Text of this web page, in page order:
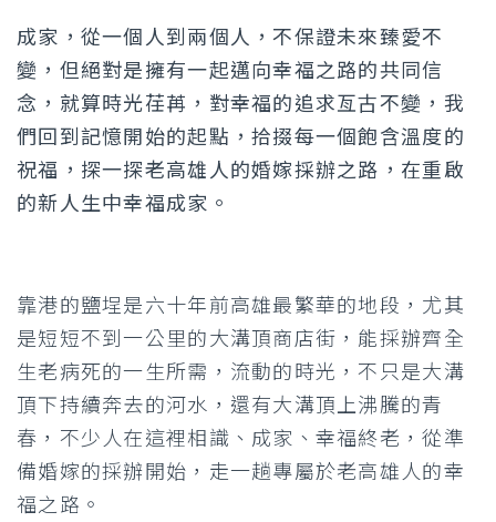
成家，從一個人到兩個人，不保證未來臻愛不
變，但絕對是擁有一起邁向幸福之路的共同信
念，就算時光荏苒，對幸福的追求亙古不變，我
們回到記憶開始的起點，拾掇每一個飽含溫度的
祝福，探一探老高雄人的婚嫁採辦之路，在重啟
的新人生中幸福成家。
靠港的鹽埕是六十年前高雄最繁華的地段，尤其
是短短不到一公里的大溝頂商店街，能採辦齊全
生老病死的一生所需，流動的時光，不只是大溝
頂下持續奔去的河水，還有大溝頂上沸騰的青
春，不少人在這裡相識、成家、幸福終老，從準
備婚嫁的採辦開始，走一趟專屬於老高雄人的幸
福之路。